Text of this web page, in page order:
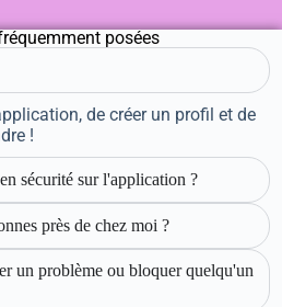
posées
de créer un profil et de
!
sécurité sur l'application ?
près de chez moi ?
un problème ou bloquer quelqu'un